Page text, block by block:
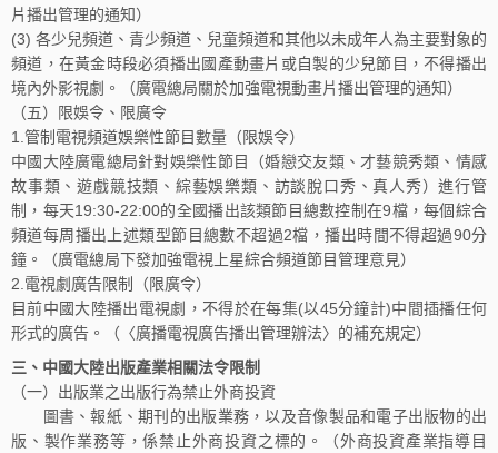
片播出管理的通知）
(3) 各少兒頻道、青少頻道、兒童頻道和其他以未成年人為主要對象的
頻道，在黃金時段必須播出國產動畫片或自製的少兒節目，不得播出
境內外影視劇。（廣電總局關於加強電視動畫片播出管理的通知）
（五）限娛令、限廣令
1.管制電視頻道娛樂性節目數量（限娛令）
中國大陸廣電總局針對娛樂性節目（婚戀交友類、才藝競秀類、情感
故事類、遊戲競技類、綜藝娛樂類、訪談脫口秀、真人秀）進行管
制，每天19:30-22:00的全國播出該類節目總數控制在9檔，每個綜合
頻道每周播出上述類型節目總數不超過2檔，播出時間不得超過90分
鐘。（廣電總局下發加強電視上星綜合頻道節目管理意見）
2.電視劇廣告限制（限廣令）
目前中國大陸播出電視劇，不得於在每集(以45分鐘計)中間插播任何
形式的廣告。（〈廣播電視廣告播出管理辦法〉的補充規定）
三、中國大陸出版產業相關法令限制
（一）出版業之出版行為禁止外商投資
圖書、報紙、期刊的出版業務，以及音像製品和電子出版物的出
版、製作業務等，係禁止外商投資之標的。（外商投資產業指導目